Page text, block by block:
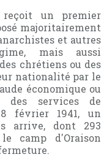
un premier
majoritairement
et autres
mais aussi
chrétiens ou des
nationalité par le
économique ou
des services de
février 1941, un
arrive, dont 293
camp d'Oraison